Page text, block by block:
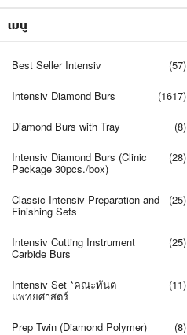
เมนู
Best Seller Intensiv (57)
Intensiv Diamond Burs (1617)
Diamond Burs with Tray (8)
Intensiv Diamond Burs (Clinic
Package 30pcs./box)
(28)
Classic Intensiv Preparation and
Finishing Sets
(25)
Intensiv Cutting Instrument
Carbide Burs
(25)
Intensiv Set *คณะทันต
แพทยศาสตร์
(11)
Prep Twin (Diamond Polymer) (8)